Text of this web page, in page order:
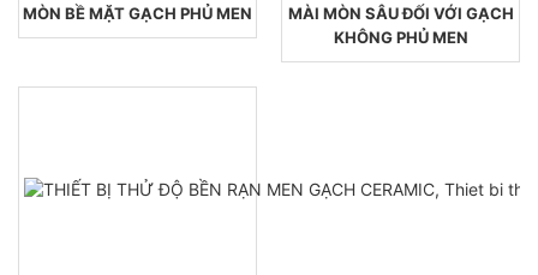
MÒN BỀ MẶT GẠCH PHỦ MEN
MÀI MÒN SÂU ĐỐI VỚI GẠCH
KHÔNG PHỦ MEN